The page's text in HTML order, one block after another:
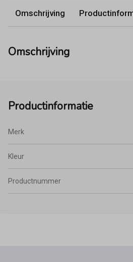
Omschrijving
Omschrijving
Productinformatie
Merk
Kleur
Productnummer